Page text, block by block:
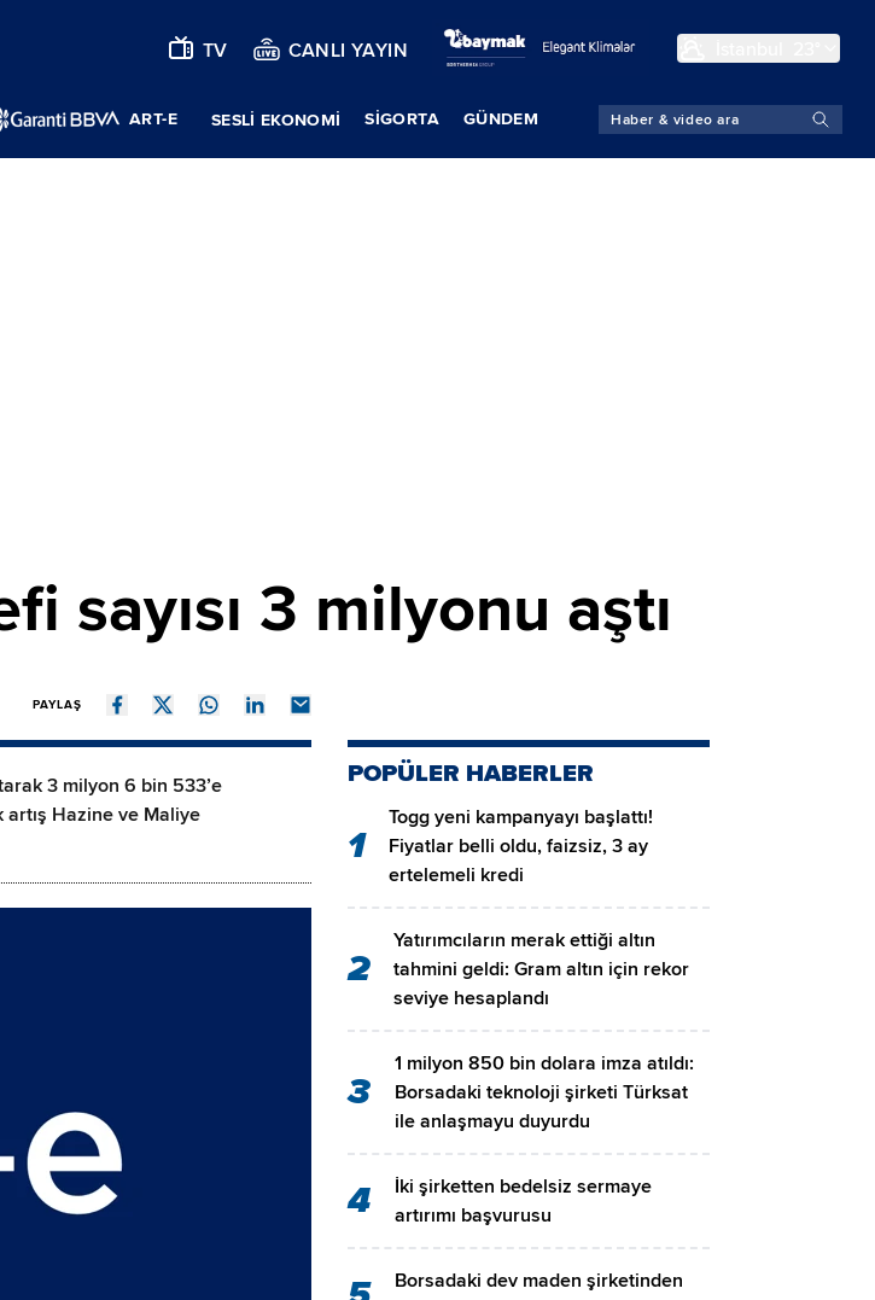
TV CANLI YAYIN
ART-E SESLİ EKONOMİ SIGORTA GÜNDEM
sayısı 3 milyonu aştı
PAYLAŞ
3 milyon 6 bin 533’e
artış Hazine ve Maliye
POPÜLER HABERLER
1
Togg yeni kampanyayı başlattı!
Fiyatlar belli oldu, faizsiz, 3 ay
ertelemeli kredi
2
Yatırımcıların merak ettiği altın
tahmini geldi: Gram altın için rekor
seviye hesaplandı
3
1 milyon 850 bin dolara imza atıldı:
Borsadaki teknoloji şirketi Türksat
ile anlaşmayu duyurdu
4
İki şirketten bedelsiz sermaye
artırımı başvurusu
Borsadaki dev maden şirketinden